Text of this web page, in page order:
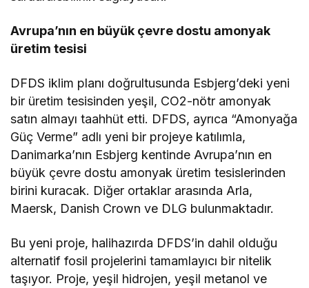
Avrupa’nın en büyük çevre dostu amonyak
üretim tesisi
DFDS iklim planı doğrultusunda Esbjerg’deki yeni
bir üretim tesisinden yeşil, CO2-nötr amonyak
satın almayı taahhüt etti. DFDS, ayrıca “Amonyağa
Güç Verme” adlı yeni bir projeye katılımla,
Danimarka’nın Esbjerg kentinde Avrupa’nın en
büyük çevre dostu amonyak üretim tesislerinden
birini kuracak. Diğer ortaklar arasında Arla,
Maersk, Danish Crown ve DLG bulunmaktadır.
Bu yeni proje, halihazırda DFDS’in dahil olduğu
alternatif fosil projelerini tamamlayıcı bir nitelik
taşıyor. Proje, yeşil hidrojen, yeşil metanol ve